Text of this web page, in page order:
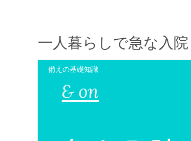
一人暮らしで急な入
備えの基礎知識